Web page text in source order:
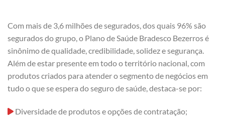
Com mais de 3,6 milhões de segurados, dos quais 96% são
segurados do grupo, o Plano de Saúde Bradesco Bezerros é
sinônimo de qualidade, credibilidade, solidez e segurança.
Além de estar presente em todo o território nacional, com
produtos criados para atender o segmento de negócios em
tudo o que se espera do seguro de saúde, destaca-se por:
Diversidade de produtos e opções de contratação;